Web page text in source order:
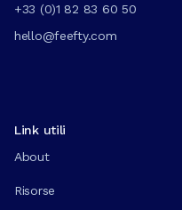
+33 (0)1 82 83 60 50
hello@feefty.com
Link utili
About
Risorse